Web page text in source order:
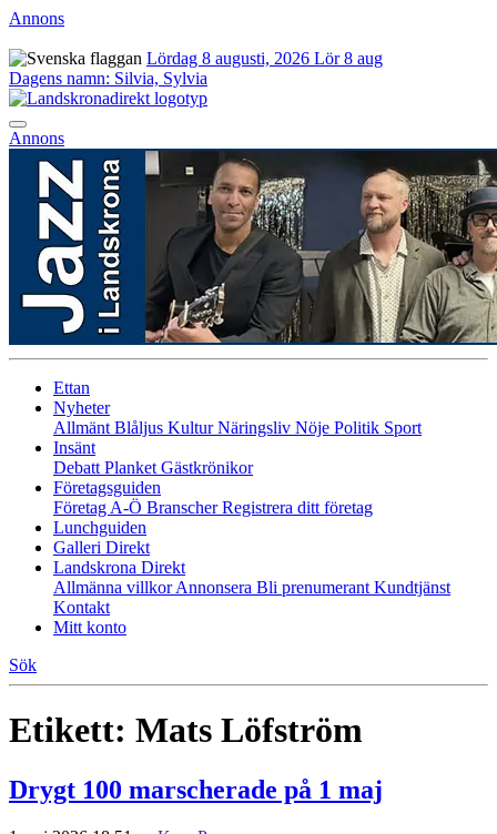
Annons
Lördag 8 augusti, 2026 Lör 8 aug
Dagens namn: Silvia, Sylvia
Annons
Ettan
Nyheter
Allmänt Blåljus KulturNäringsliv Nöje Politik Sport
Insänt
Debatt Planket Gästkrönikor
Företagsguiden
Företag A-Ö BranscherRegistrera ditt företag
Lunchguiden
Galleri Direkt
Landskrona Direkt
Allmänna villkorAnnonsera Bli prenumerant Kundtjänst
Kontakt
Mitt konto
Sök
Etikett: Mats Löfström
Drygt 100 marscherade på 1 maj